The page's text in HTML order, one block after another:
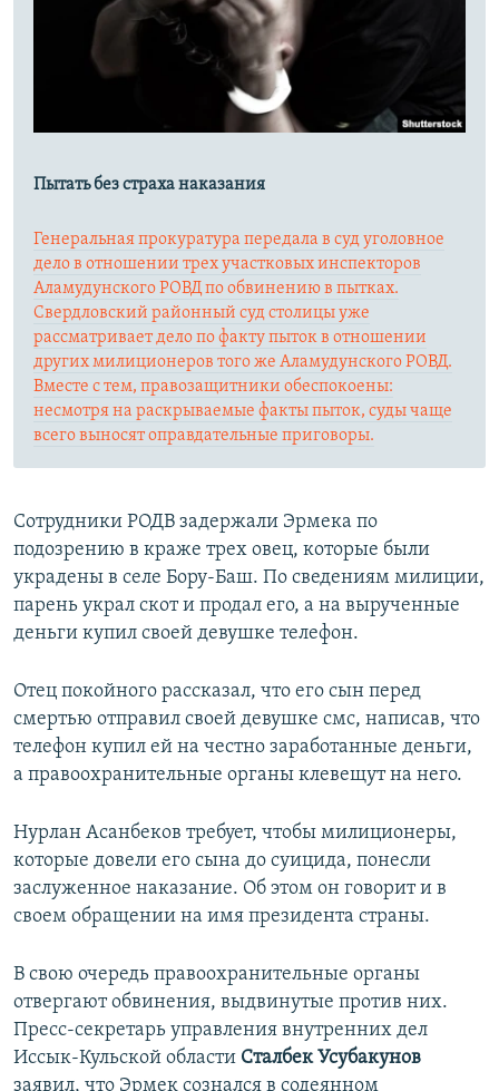
Пытать без страха наказания
Генеральная прокуратура передала в суд уголовное
дело в отношении трех участковых инспекторов
Аламудунского РОВД по обвинению в пытках.
Свердловский районный суд столицы уже
рассматривает дело по факту пыток в отношении
других милиционеров того же Аламудунского РОВД.
Вместе с тем, правозащитники обеспокоены:
несмотря на раскрываемые факты пыток, суды чаще
всего выносят оправдательные приговоры.
Сотрудники РОДВ задержали Эрмека по
подозрению в краже трех овец, которые были
украдены в селе Бору-Баш. По сведениям милиции,
парень украл скот и продал его, а на вырученные
деньги купил своей девушке телефон.
Отец покойного рассказал, что его сын перед
смертью отправил своей девушке смс, написав, что
телефон купил ей на честно заработанные деньги,
а правоохранительные органы клевещут на него.
Нурлан Асанбеков требует, чтобы милиционеры,
которые довели его сына до суицида, понесли
заслуженное наказание. Об этом он говорит и в
своем обращении на имя президента страны.
В свою очередь правоохранительные органы
отвергают обвинения, выдвинутые против них.
Пресс-секретарь управления внутренних дел
Иссык-Кульской области Сталбек Усубакунов
заявил, что Эрмек сознался в содеянном